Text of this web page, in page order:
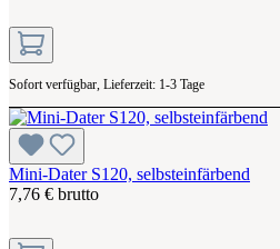
Sofort verfügbar, Lieferzeit: 1-3 Tage
Mini-Dater S120, selbsteinfärbend
7,76 € brutto